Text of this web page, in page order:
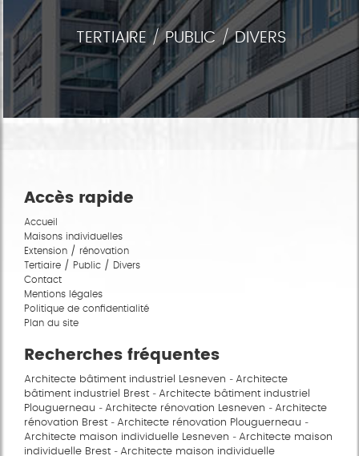
TERTIAIRE / PUBLIC / DIVERS
Accès rapide
Accueil
Maisons individuelles
Extension / rénovation
Tertiaire / Public / Divers
Contact
Mentions légales
Politique de confidentialité
Plan du site
Recherches fréquentes
Architecte bâtiment industriel Lesneven
Architecte
bâtiment industriel Brest
Architecte bâtiment industriel
Plouguerneau
Architecte rénovation Lesneven
Architecte
rénovation Brest
Architecte rénovation Plouguerneau
Architecte maison individuelle Lesneven
Architecte maison
individuelle Brest
Architecte maison individuelle